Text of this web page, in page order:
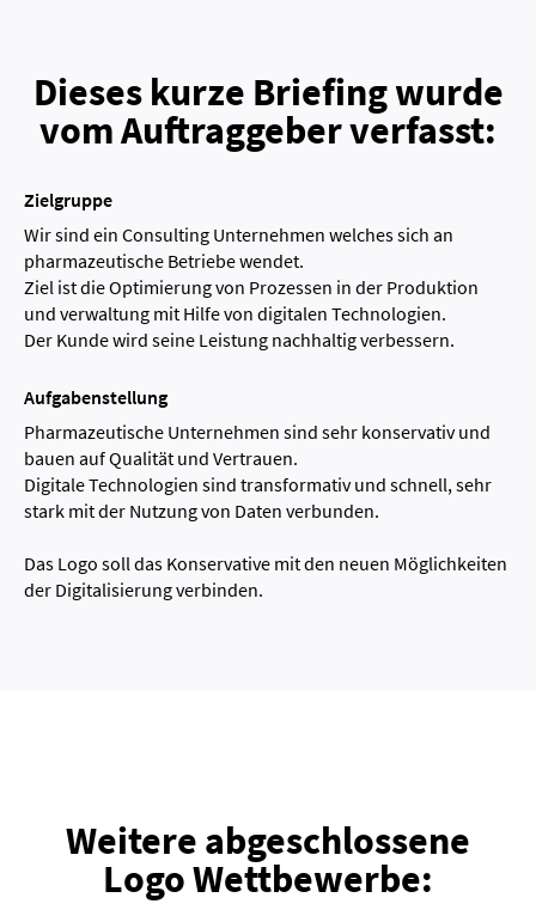
Dieses kurze Briefing wurde
vom Auftraggeber verfasst:
Zielgruppe
Wir sind ein Consulting Unternehmen welches sich an
pharmazeutische Betriebe wendet.
Ziel ist die Optimierung von Prozessen in der Produktion
und verwaltung mit Hilfe von digitalen Technologien.
Der Kunde wird seine Leistung nachhaltig verbessern.
Aufgabenstellung
Pharmazeutische Unternehmen sind sehr konservativ und
bauen auf Qualität und Vertrauen.
Digitale Technologien sind transformativ und schnell, sehr
stark mit der Nutzung von Daten verbunden.
Das Logo soll das Konservative mit den neuen Möglichkeiten
der Digitalisierung verbinden.
Weitere abgeschlossene
Logo Wettbewerbe: